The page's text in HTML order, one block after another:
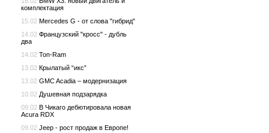
комплектация
15.02 Mercedes G - от слова "гибрид"
14.02 Французский "кросс" - дубль
два
14.02 Топ-Ram
13.02 Крылатый “икс”
13.02 GMC Acadia – модернизация
10.02 Душевная подзарядка
09.02 В Чикаго дебютировала новая
Acura RDX
09.02 Jeep - рост продаж в Европе!